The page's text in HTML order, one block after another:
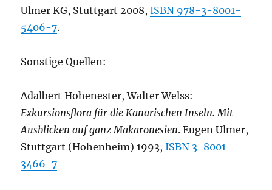
Ulmer KG, Stuttgart 2008,ISBN 978-3-8001-
5406-7.
Sonstige Quellen:
Adalbert Hohenester, Walter Welss:
Exkursionsflora für die Kanarischen Inseln. Mit
Ausblicken auf ganz Makaronesien. Eugen Ulmer,
Stuttgart (Hohenheim) 1993,ISBN 3-8001-
3466-7